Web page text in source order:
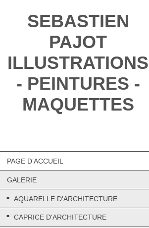
SEBASTIEN
PAJOT
ILLUSTRATIONS
- PEINTURES -
MAQUETTES
PAGE D’ACCUEIL
GALERIE
AQUARELLE D'ARCHITECTURE
CAPRICE D'ARCHITECTURE